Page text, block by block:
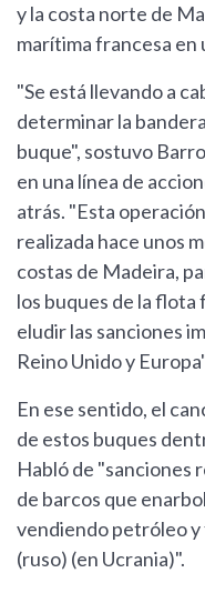
y la costa norte de
marítima francesa en
"Se está llevando a
determinar la
buque", sostuvo
en una línea de
atrás. "Esta
realizada hace unos
costas de Madeira,
los buques de la flota
eludir las sanciones
Reino Unido y
En ese sentido, el
de estos buques
Habló de "sanciones
de barcos que
vendiendo petróleo
(ruso) (en Ucrania)".